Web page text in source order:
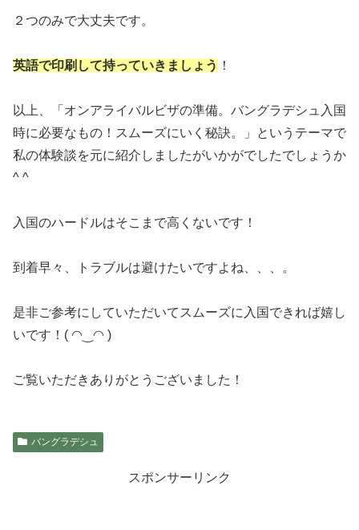
２つのみで大丈夫です。
英語で印刷して持っていきましょう ！
以上、「オンアライバルビザの準備。バングラデシュ入国
時に必要なもの！スムーズにいく秘訣。」というテーマで
私の体験談を元に紹介しましたがいかがでしたでしょうか
^ ^
入国のハードルはそこまで高くないです！
到着早々、トラブルは避けたいですよね、、、。
是非ご参考にしていただいてスムーズに入国できれば嬉し
いです！( ◠‿◠ )
ご覧いただきありがとうございました！
バングラデシュ
スポンサーリンク